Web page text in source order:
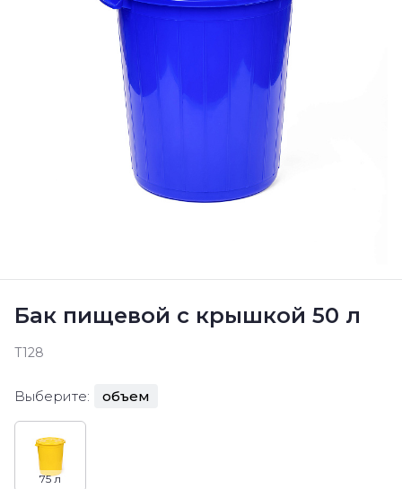
Бак пищевой с крышкой 50 л
Т128
Выберите: объем
75 л